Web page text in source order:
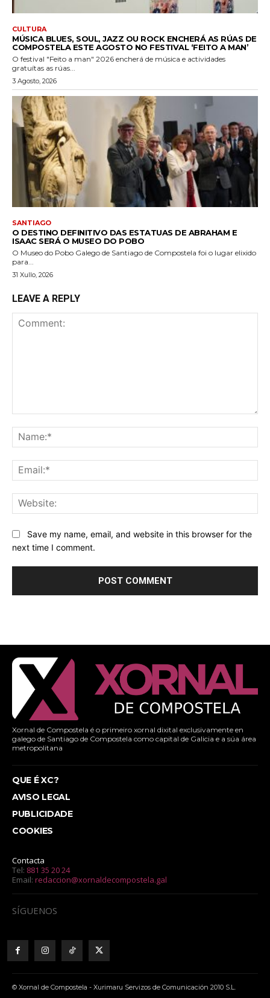
CULTURA
MÚSICA BLUES, SOUL, JAZZ OU ROCK ENCHERÁ AS RÚAS DE
COMPOSTELA ESTE AGOSTO NO FESTIVAL ‘FEITO A MAN’
O festival "Feito a man" 2026 encherá de música e actividades
gratuítas as rúas...
3 Agosto, 2026
SANTIAGO
O DESTINO DEFINITIVO DAS ESTATUAS DE ABRAHAM E
ISAAC SERÁ O MUSEO DO POBO
O Museo do Pobo Galego de Santiago de Compostela foi o lugar elixido
para...
31 Xullo, 2026
LEAVE A REPLY
Save my name, email, and website in this browser for the
next time I comment.
Xornal de Compostela é o primeiro xornal dixital exclusivamente en
galego de Santiago de Compostela como capital de Galicia e a súa área
metropolitana
QUE É XC?
AVISO LEGAL
PUBLICIDADE
COOKIES
Contacta
Tel: 881 35 20 24
Email: redaccion@xornaldecompostela.gal
SÍGUENOS
© Xornal de Compostela - Xurimaru Servizos de Comunicación 2010 S.L.